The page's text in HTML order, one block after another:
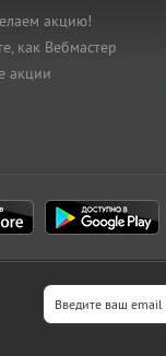
акцию!
как Вебмастер
акции